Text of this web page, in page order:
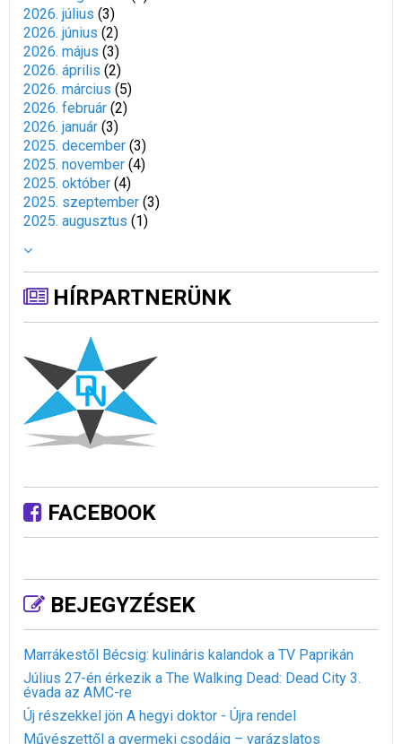
2026. július (3)
2026. június (2)
2026. május (3)
2026. április (2)
2026. március (5)
2026. február (2)
2026. január (3)
2025. december (3)
2025. november (4)
2025. október (4)
2025. szeptember (3)
2025. augusztus (1)
HÍRPARTNERÜNK
FACEBOOK
BEJEGYZÉSEK
Marrákestől Bécsig: kulináris kalandok a TV Paprikán
Július 27-én érkezik a The Walking Dead: Dead City 3.
évada az AMC-re
Új részekkel jön A hegyi doktor - Újra rendel
Művészettől a gyermeki csodáig – varázslatos